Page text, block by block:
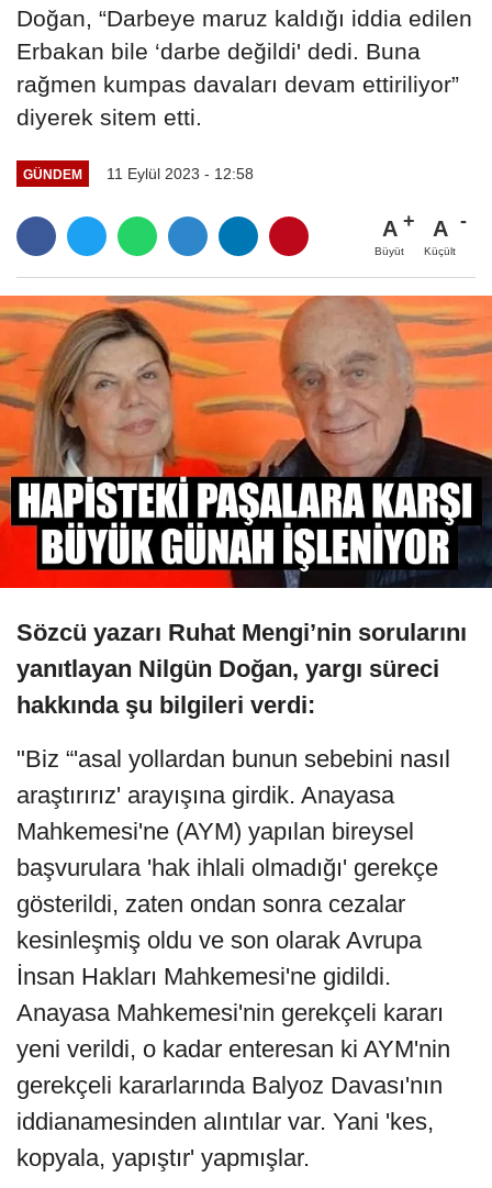
Doğan, “Darbeye maruz kaldığı iddia edilen
Erbakan bile ‘darbe değildi' dedi. Buna
rağmen kumpas davaları devam ettiriliyor”
diyerek sitem etti.
GÜNDEM 11 Eylül 2023 - 12:58
A
Büyüt
A
Küçült
Sözcü yazarı Ruhat Mengi’nin sorularını
yanıtlayan Nilgün Doğan, yargı süreci
hakkında şu bilgileri verdi:
"Biz “'asal yollardan bunun sebebini nasıl
araştırırız' arayışına girdik. Anayasa
Mahkemesi'ne (AYM) yapılan bireysel
başvurulara 'hak ihlali olmadığı' gerekçe
gösterildi, zaten ondan sonra cezalar
kesinleşmiş oldu ve son olarak Avrupa
İnsan Hakları Mahkemesi'ne gidildi.
Anayasa Mahkemesi'nin gerekçeli kararı
yeni verildi, o kadar enteresan ki AYM'nin
gerekçeli kararlarında Balyoz Davası'nın
iddianamesinden alıntılar var. Yani 'kes,
kopyala, yapıştır' yapmışlar.